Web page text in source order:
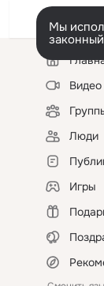
Мы
Левая
колонка
Видео
Люди
Игры